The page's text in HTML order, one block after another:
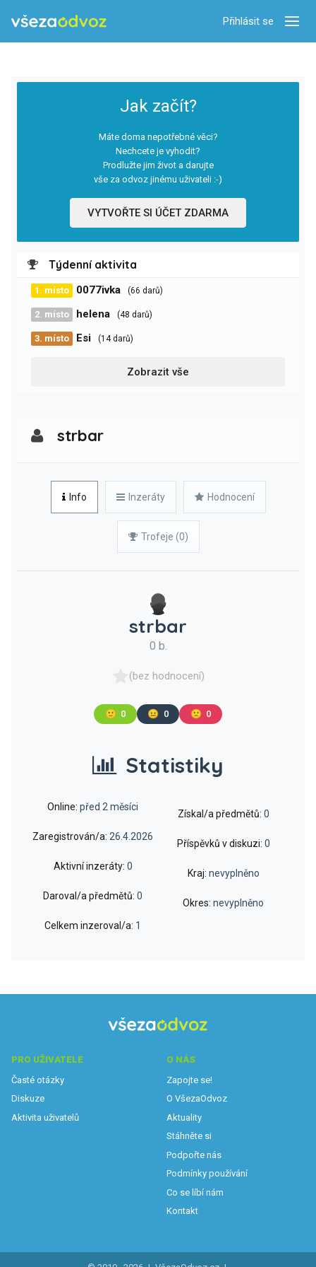
Přihlásit se
Jak začít?
Máte doma nepotřebné věci?
Nechcete je vyhodit?
Prodlužte jim život a darujte
vše za odvoz jinému uživateli :-)
VYTVOŘTE SI ÚČET ZDARMA
Týdenní aktivita
1. místo 0077ivka (66 darů)
2. místo helena (48 darů)
3. místo Esi (14 darů)
Zobrazit vše
strbar
Info Inzeráty Hodnocení
Trofeje (0)
strbar
0 b.
(bez hodnocení)
🙂 0 😐 0 🙁 0
Statistiky
Online: před 2 měsíci
Zaregistrován/a: 26.4.2026
Aktivní inzeráty: 0
Daroval/a předmětů: 0
Celkem inzeroval/a: 1
Získal/a předmětů: 0
Příspěvků v diskuzi: 0
Kraj: nevyplněno
Okres: nevyplněno
PRO UŽIVATELE
Časté otázky
Diskuze
Aktivita uživatelů
O NÁS
Zapojte se!
O VšezaOdvoz
Aktuality
Stáhněte si
Podpořte nás
Podmínky používání
Co se líbí nám
Kontakt